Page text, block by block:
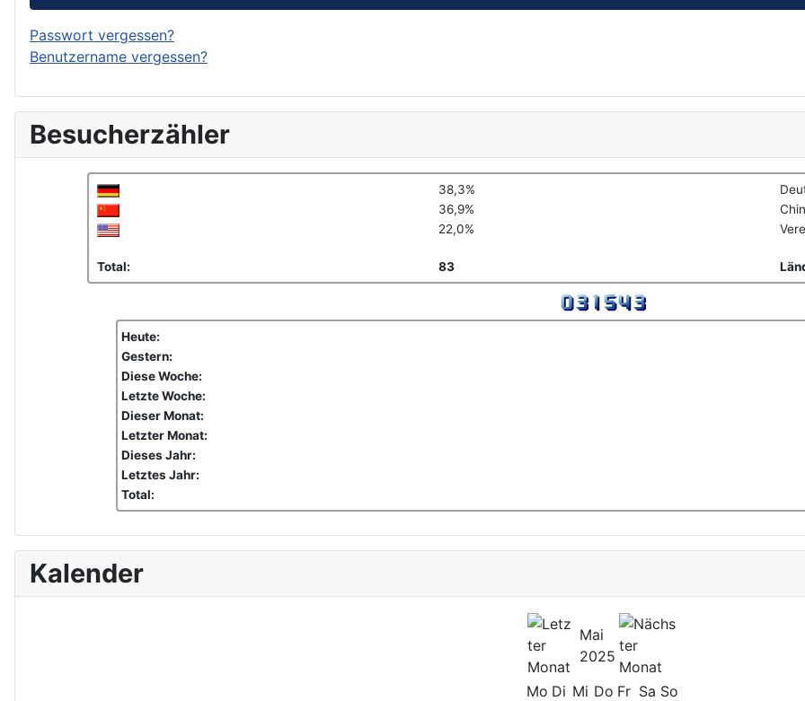
Passwort vergessen?
Benutzername vergessen?
Besucherzähler
38,3%
36,9%
22,0%
Total: 83
Heute:
Gestern:
Diese Woche:
Letzte Woche:
Dieser Monat:
Letzter Monat:
Dieses Jahr:
Letztes Jahr:
Total:
Kalender
Mai
2025
Mo Di Mi Do Fr Sa So